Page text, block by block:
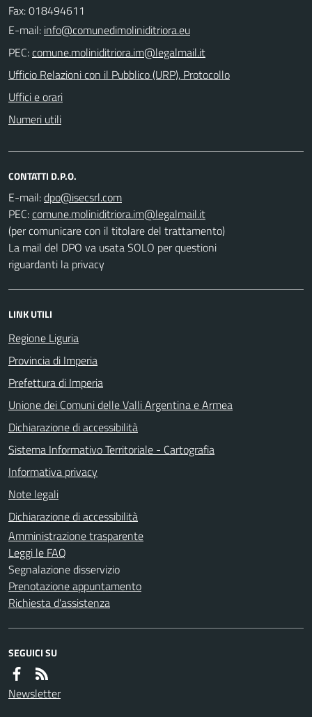
Fax: 018494611
E-mail:
PEC:
Ufficio Relazioni con il Pubblico (URP), Protocollo
Uffici e orari
Numeri utili
CONTATTI D.P.O.
E-mail:
PEC:
(per comunicare con il titolare del trattamento)
La mail del DPO va usata SOLO per questioni
riguardanti la privacy
LINK UTILI
Regione Liguria
Provincia di Imperia
Prefettura di Imperia
Unione dei Comuni delle Valli Argentina e Armea
Dichiarazione di accessibilità
Sistema Informativo Territoriale - Cartografia
Informativa privacy
Note legali
Dichiarazione di accessibilità
Amministrazione trasparente
Leggi le FAQ
Segnalazione disservizio
Prenotazione appuntamento
Richiesta d'assistenza
SEGUICI SU
Newsletter